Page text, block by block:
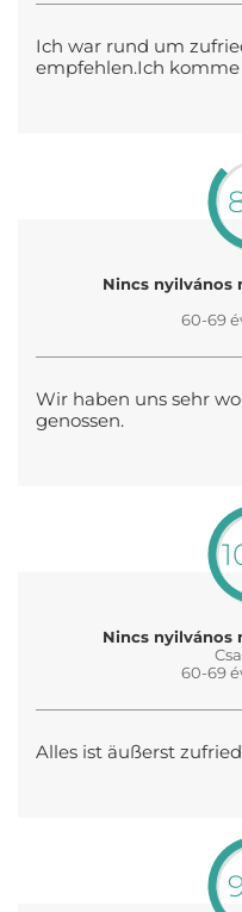
Ich war rund um
empfehlen.Ich
Nincs nyilvános
60-69
Wir haben uns sehr
genossen.
Nincs nyilvános
60-69
Alles ist äußerst